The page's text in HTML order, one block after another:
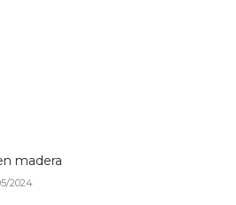
madera
2024